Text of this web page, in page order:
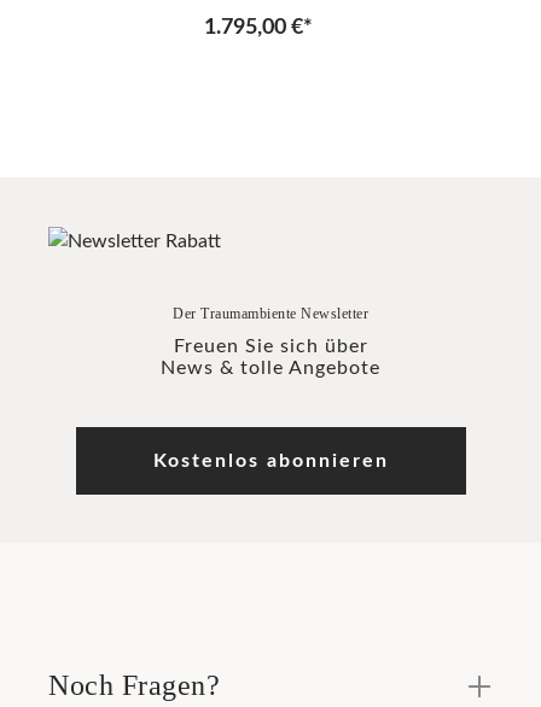
1.795,00 €*
Der Traumambiente Newsletter
Freuen Sie sich über
News & tolle Angebote
Kostenlos abonnieren
Noch Fragen?